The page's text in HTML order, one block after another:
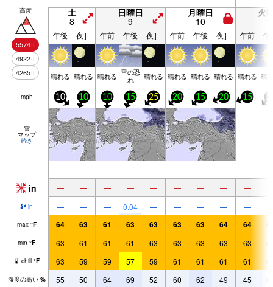
高度
5574ft
4922ft
4265ft
土
8
日曜日
9
月曜日
10
火
午後 夜］ 午前 午後 夜］ 午前 午後 夜］ 午前 午
晴れる 晴れる 晴れる 雷の恐
れ 晴れる 晴れる 晴れる 晴れる 晴れる 晴
mph 10 10 10 15 25 20 15 20 15
雪
マップ
続き
in — — — — — — — — —
in — — — 0.04 — — — — —
max °F 64 63 61 63 63 63 63 64 64
min °F 63 61 61 61 63 63 63 63 63
chill °F 63 59 59 57 59 61 61 61 61
湿度の高い % 55 50 64 69 52 60 62 49 45